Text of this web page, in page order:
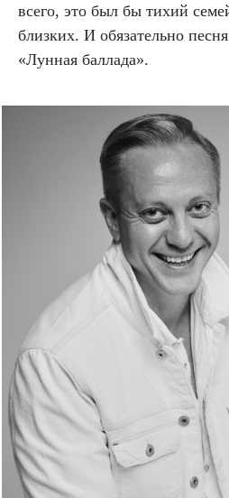
всего, это был бы тихий
близких. И обязательно
«Лунная баллада».